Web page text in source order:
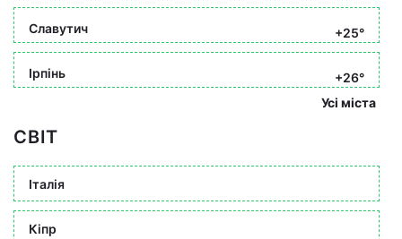
Славутич +25°
Ірпінь
+26°
Усі міста
СВІТ
Італія
Кіпр